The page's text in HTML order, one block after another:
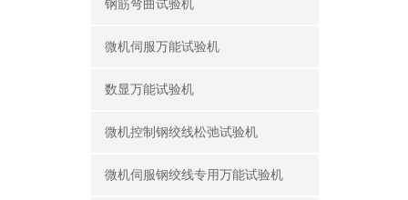
钢筋弯曲试验机
微机伺服万能试验机
数显万能试验机
微机控制钢绞线松弛试验机
微机伺服钢绞线专用万能试验机